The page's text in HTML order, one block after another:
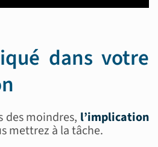
dans votre
des moindres, l’implication
mettrez à la tâche.